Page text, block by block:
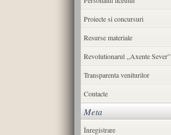
Proiecte si concursuri
Resurse materiale
Revolutionarul ,,Axente Sever”
Transparenta veniturilor
Contacte
Meta
Înregistrare